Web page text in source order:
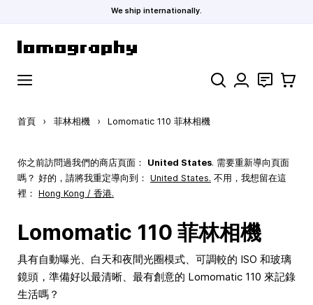
We ship internationally.
搜索 聯絡 購物車
首頁 › 菲林相機 › Lomomatic 110 菲林相機
你之前訪問過我們的商店頁面： United States. 需要重新導向頁面
嗎？ 好的，請將我重定導向到： United States. 不用，我想留在這
裡： Hong Kong / 香港.
Lomomatic 110 菲林相機
具有自動曝光、白天和夜間光圈模式、可調較的 ISO 和玻璃
鏡頭，準備好以最清晰、最有創意的 Lomomatic 110 來記錄
生活嗎？